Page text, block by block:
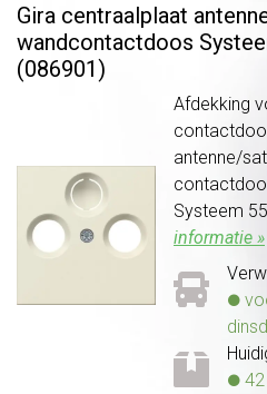
Gira centraalplaat
wandcontactdoos
(086901)
Afdekking
antenne/
Systeem
informatie »